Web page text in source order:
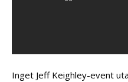
Inget Jeff Keighley-event